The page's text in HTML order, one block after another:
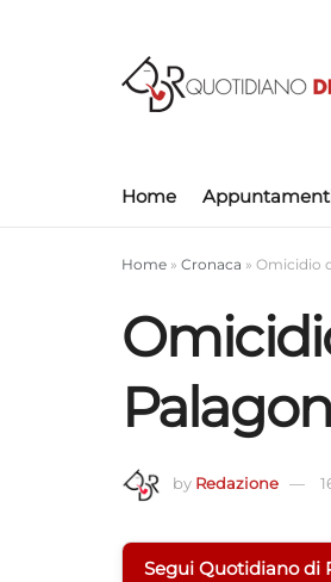
Home
Home » Cronaca » Omicidio
by Redazione
Segui Quotidiano di